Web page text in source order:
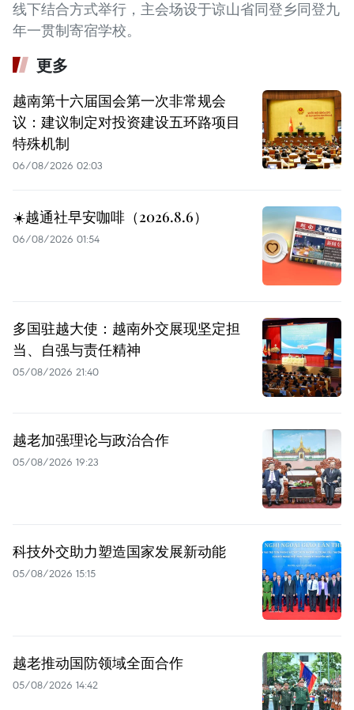
线下结合方式举行，主会场设于谅山省同登乡同登九
年一贯制寄宿学校。
更多
越南第十六届国会第一次非常规会
议：建议制定对投资建设五环路项目
特殊机制
06/08/2026 02:03
☀️越通社早安咖啡（2026.8.6）
06/08/2026 01:54
多国驻越大使：越南外交展现坚定担
当、自强与责任精神
05/08/2026 21:40
越老加强理论与政治合作
05/08/2026 19:23
科技外交助力塑造国家发展新动能
05/08/2026 15:15
越老推动国防领域全面合作
05/08/2026 14:42